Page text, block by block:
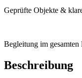
Geprüfte Objekte &
Begleitung im gesamten
Beschreibung